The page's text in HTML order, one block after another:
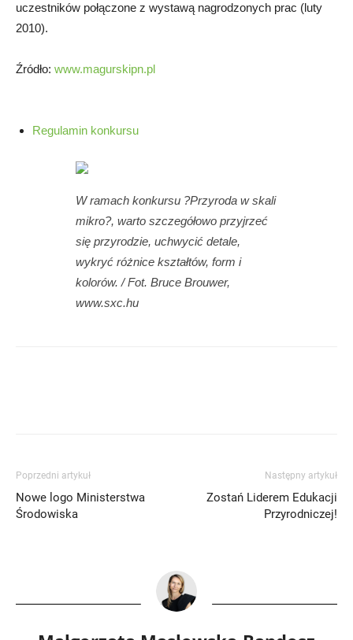
uczestników połączone z wystawą nagrodzonych prac (luty
2010).
Źródło: www.magurskipn.pl
Regulamin konkursu
W ramach konkursu ?Przyroda w skali
mikro?, warto szczegółowo przyjrzeć
się przyrodzie, uchwycić detale,
wykryć różnice kształtów, form i
kolorów. / Fot. Bruce Brouwer,
www.sxc.hu
Poprzedni artykuł
Nowe logo Ministerstwa
Środowiska
Następny artykuł
Zostań Liderem Edukacji
Przyrodniczej!